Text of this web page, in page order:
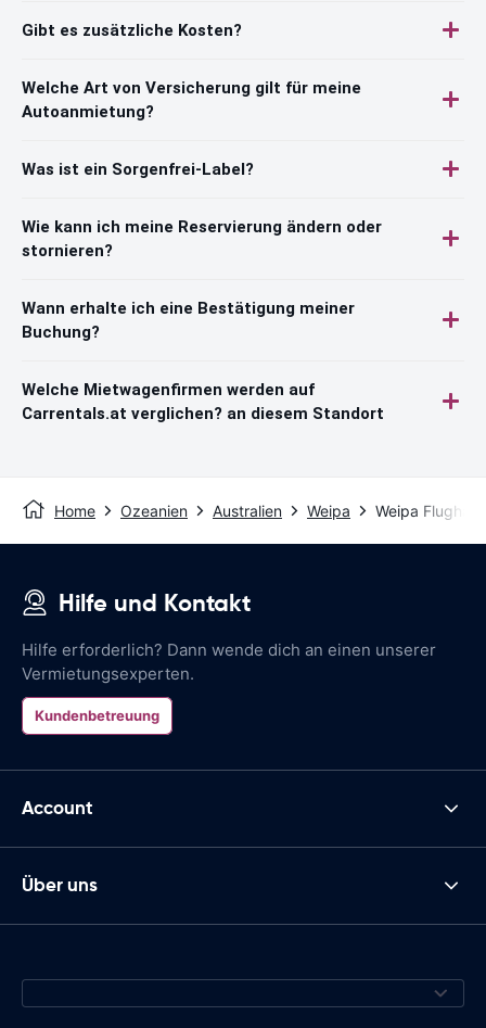
Gibt es zusätzliche Kosten?
Welche Art von Versicherung gilt für meine
Autoanmietung?
Was ist ein Sorgenfrei-Label?
Wie kann ich meine Reservierung ändern oder
stornieren?
Wann erhalte ich eine Bestätigung meiner
Buchung?
Welche Mietwagenfirmen werden auf
Carrentals.at verglichen? an diesem Standort
Home Ozeanien Australien Weipa Weipa
Hilfe und Kontakt
Hilfe erforderlich? Dann wende dich an einen unserer
Vermietungsexperten.
Kundenbetreuung
Account
Über uns